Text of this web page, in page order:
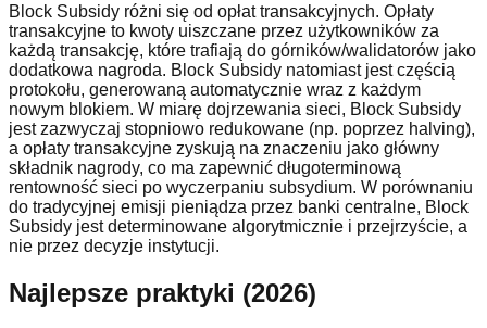
Block Subsidy różni się od opłat transakcyjnych. Opłaty
transakcyjne to kwoty uiszczane przez użytkowników za
każdą transakcję, które trafiają do górników/walidatorów jako
dodatkowa nagroda. Block Subsidy natomiast jest częścią
protokołu, generowaną automatycznie wraz z każdym
nowym blokiem. W miarę dojrzewania sieci, Block Subsidy
jest zazwyczaj stopniowo redukowane (np. poprzez halving),
a opłaty transakcyjne zyskują na znaczeniu jako główny
składnik nagrody, co ma zapewnić długoterminową
rentowność sieci po wyczerpaniu subsydium. W porównaniu
do tradycyjnej emisji pieniądza przez banki centralne, Block
Subsidy jest determinowane algorytmicznie i przejrzyście, a
nie przez decyzje instytucji.
Najlepsze praktyki (2026)